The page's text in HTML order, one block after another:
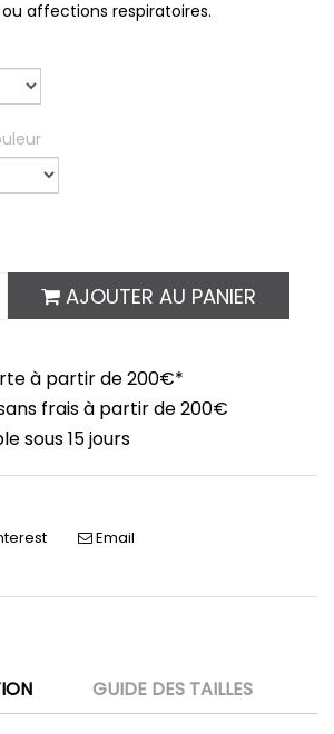
affections respiratoires.
AJOUTER AU PANIER
à partir de 200€*
frais à partir de 200€
sous 15 jours
Email
GUIDE DES TAILLES